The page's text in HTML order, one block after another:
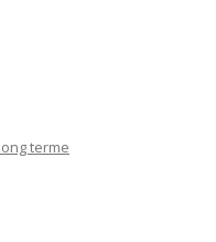
terme